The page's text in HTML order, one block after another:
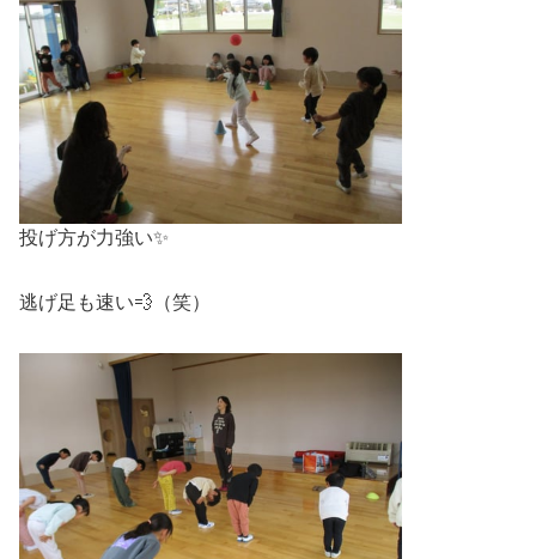
投げ方が力強い✨
逃げ足も速い💨（笑）